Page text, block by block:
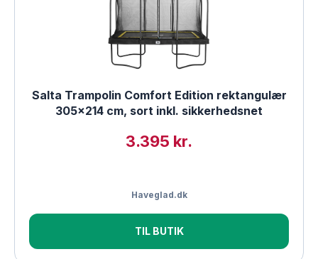
Salta Trampolin Comfort Edition rektangulær
305×214 cm, sort inkl. sikkerhedsnet
3.395 kr.
Haveglad.dk
TIL BUTIK